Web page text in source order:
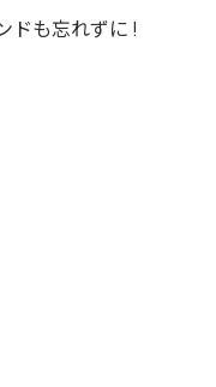
ドも忘れずに !